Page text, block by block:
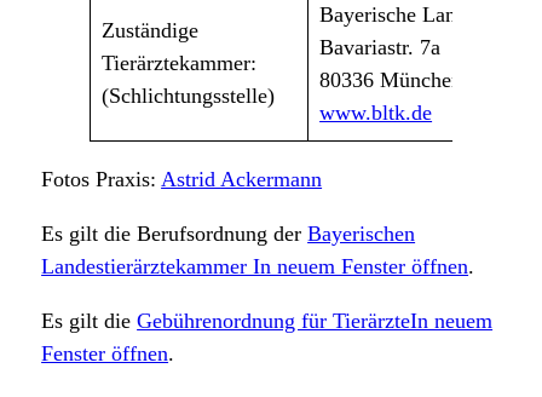
Zuständige
Tierärztekammer:
(Schlichtungsstelle)
Bayerische
Bavariastr. 7a
80336 München
www.bltk.de
Fotos Praxis: Astrid Ackermann
Es gilt die Berufsordnung derBayerischen
Landestierärztekammer In neuem Fenster öffnen.
Es gilt dieGebührenordnung für TierärzteIn neuem
Fenster öffnen.